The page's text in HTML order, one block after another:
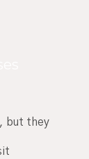
but they